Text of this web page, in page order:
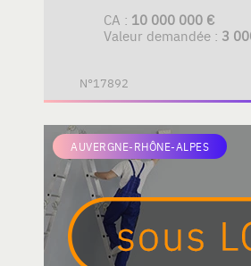
CA : 10 000 000 €
Valeur demandée : 3
N°17892
AUVERGNE-RHÔNE-ALPES